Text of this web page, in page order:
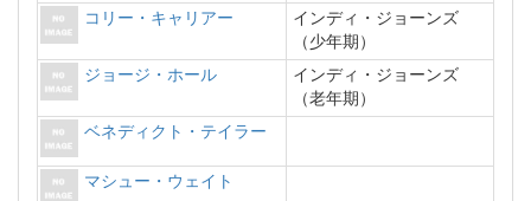
コリー・キャリアー
インディ・ジョーンズ
（少年期）
ジョージ・ホール
インディ・ジョーンズ
（老年期）
ベネディクト・テイラー
マシュー・ウェイト